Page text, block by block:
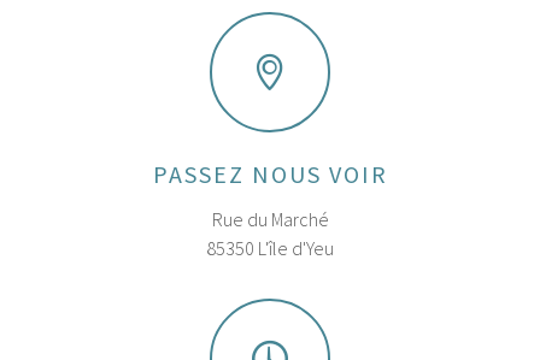
PASSEZ NOUS VOIR
Rue du Marché
85350 L'île d'Yeu